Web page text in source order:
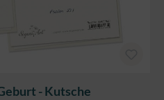
- Kutsche